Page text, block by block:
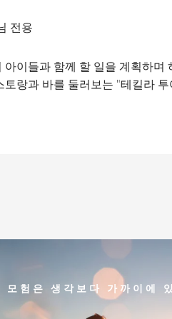
전용
아이들과 함께 할 일을 계획하
토랑과 바를 둘러보는 "테킬라
모험은 생각보다 가까이에